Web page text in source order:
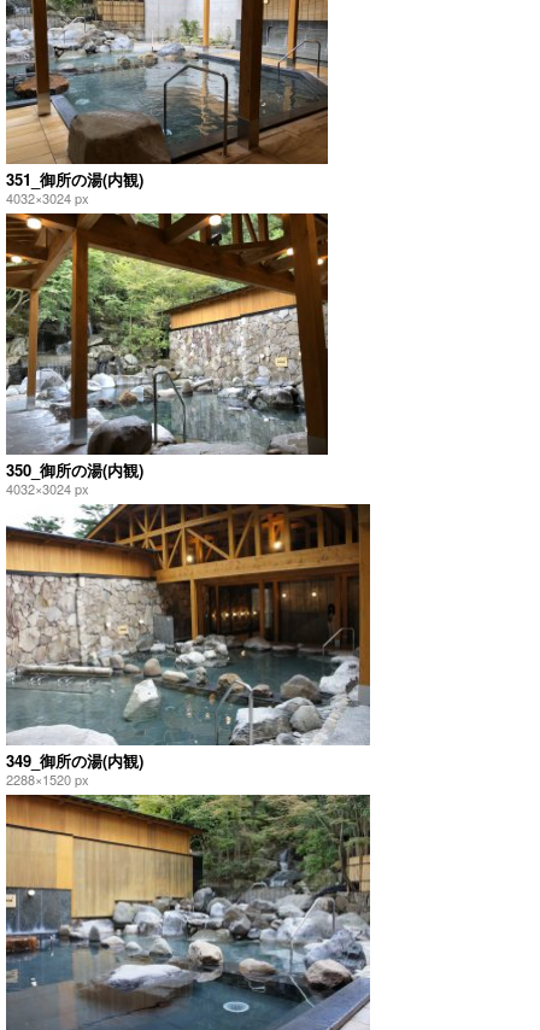
351_御所の湯(内観)
4032×3024 px
350_御所の湯(内観)
4032×3024 px
349_御所の湯(内観)
2288×1520 px